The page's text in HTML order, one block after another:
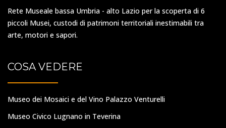
Rete Museale bassa Umbria - alto Lazio per la scoperta di 6
piccoli Musei, custodi di patrimoni territoriali inestimabili tra
arte, motori e sapori.
COSA VEDERE
Museo dei Mosaici e del Vino Palazzo Venturelli
Museo Civico Lugnano in Teverina